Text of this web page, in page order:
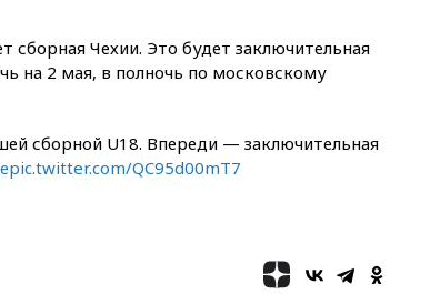
Чехии. Это будет заключительная
на 2 мая, в полночь по московскому
сборной U18. Впереди — заключительная
pic.twitter.com/QC95d00mT7